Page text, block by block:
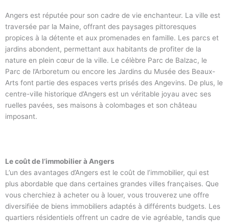
Angers est réputée pour son cadre de vie enchanteur. La ville est
traversée par la Maine, offrant des paysages pittoresques
propices à la détente et aux promenades en famille. Les parcs et
jardins abondent, permettant aux habitants de profiter de la
nature en plein cœur de la ville. Le célèbre Parc de Balzac, le
Parc de l’Arboretum ou encore les Jardins du Musée des Beaux-
Arts font partie des espaces verts prisés des Angevins. De plus, le
centre-ville historique d’Angers est un véritable joyau avec ses
ruelles pavées, ses maisons à colombages et son château
imposant.
Le coût de l’immobilier à Angers
L’un des avantages d’Angers est le coût de l’immobilier, qui est
plus abordable que dans certaines grandes villes françaises. Que
vous cherchiez à acheter ou à louer, vous trouverez une offre
diversifiée de biens immobiliers adaptés à différents budgets. Les
quartiers résidentiels offrent un cadre de vie agréable, tandis que